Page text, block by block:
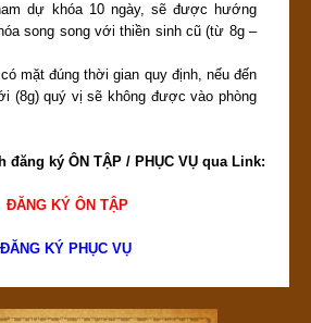
dự khóa 10 ngày, sẽ được hướng
song song với thiền sinh cũ (từ 8g –
mặt đúng thời gian quy định, nếu đến
(8g) quý vị sẽ không được vào phòng
ký ÔN TẬP / PHỤC VỤ qua Link:
ĐĂNG KÝ ÔN TẬP
ĐĂNG KÝ PHỤC VỤ